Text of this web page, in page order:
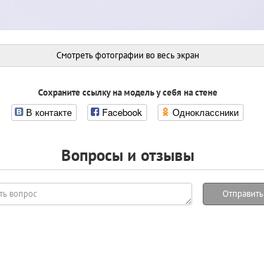
Смотреть фотографии во весь экран
Сохраните ссылку на модель у себя на стене
В контакте Facebook Одноклассники
Вопросы и отзывы
Отправить